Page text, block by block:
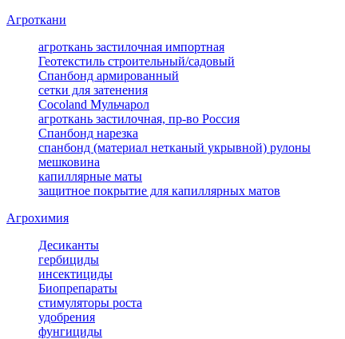
Агроткани
агроткань застилочная импортная
Геотекстиль строительный/садовый
Спанбонд армированный
сетки для затенения
Cocoland Мульчарол
агроткань застилочная, пр-во Россия
Спанбонд нарезка
спанбонд (материал нетканый укрывной) рулоны
мешковина
капиллярные маты
защитное покрытие для капиллярных матов
Агрохимия
Десиканты
гербициды
инсектициды
Биопрепараты
стимуляторы роста
удобрения
фунгициды